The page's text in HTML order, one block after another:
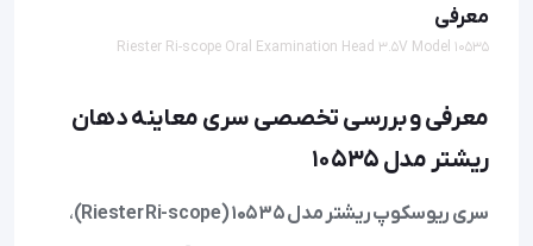
معرفی
Riester Ri-scope Oral Examination Head 3.5V Model 10535
معرفی و بررسی تخصصی سری معاینه دهان
ریشتر مدل 10535
سری ریوسکوپ ریشتر مدل 10535 (Riester Ri-scope)
،